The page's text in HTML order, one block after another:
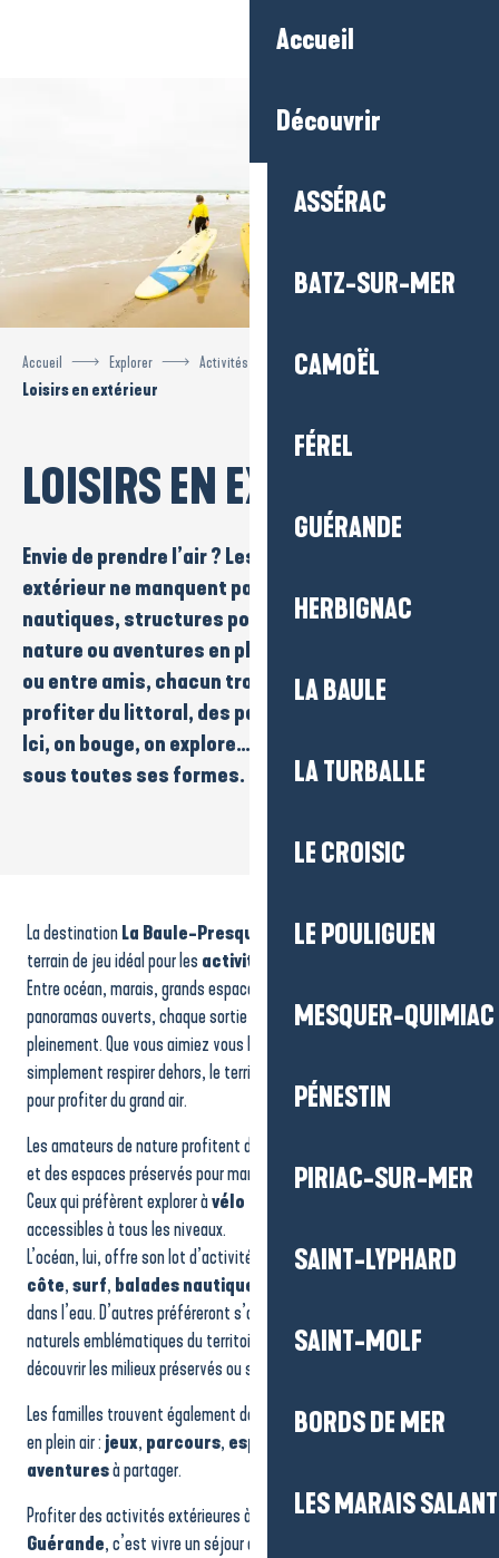
Accueil
Découvrir
ASSÉRAC
BATZ-SUR-MER
CAMOËL
FÉREL
GUÉRANDE
HERBIGNAC
LA BAULE
LA TURBALLE
LE CROISIC
LE POULIGUEN
MESQUER-QUIMIAC
PÉNESTIN
PIRIAC-SUR-MER
SAINT-LYPHARD
SAINT-MOLF
BORDS DE MER
LES MARAIS
Accueil Explorer
Activités et loisirs
Loisirs en extérieur
LOISIRS EN EXTÉRIEUR
Envie de prendre l’air ? Les
extérieurne manquent pas :
nautiques, structures pour enfants,expériences
nature ou aventures en plein air. En
ou entre amis, chacun trouve une activité pour
profiter du littoral, des paysages et du grand air.
Ici, on bouge, on explore… et on savoure la nature
sous toutes ses formes.
Club de Tennis de Mesquer
Centre équestre Pelamer Equitation
Compagnie Vendéenne
Aqua Jet Pornichet
Izenah Croisières
Parcofolies - Jeux & nature en famille
Jet Locations
Aquabaule - Côté Zen
La Faune Briéronne
La destinationLa Baule-Presqu’île de Guérandeest un
terrain de jeu idéal pour les activités et loisirs
Entre océan, marais, grands espaces, chemins naturels et
panoramas ouverts, chaque sortie devient une expérience à vivre
pleinement. Que vous aimiez vous balader, vous dépasser ou
simplement respirer dehors, le territoire offre une multitude d’idées
pour profiter du grand air.
Les amateurs de nature profitent des sentiers, des chemins côtiers
et des espaces préservés pour marcher, courir ou partir en randonnée.
Ceux qui préfèrent explorer àvélo
accessibles à tous les niveaux.
L’océan, lui, offre son lot d’activités :
paddle ,voile ,longe-
côte,surf, balades nautiques
dans l’eau. D’autres préféreront s’aventurer dans les paysages
naturels emblématiques du territoire pour observer la faune,
découvrir les milieux préservés ou s’offrir une sortie au calme.
Les familles trouvent également de nombreuses activités ludiques
en plein air : jeux, parcours, espaces dédiés
aventuresà partager.
Profiter des activités extérieures à
La Baule-Presqu’île de
Guérande, c’est vivre un séjour dynamique, ressourçant et tourné